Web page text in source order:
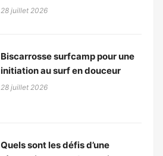
28 juillet 2026
Biscarrosse surfcamp pour une
initiation au surf en douceur
28 juillet 2026
Quels sont les défis d’une